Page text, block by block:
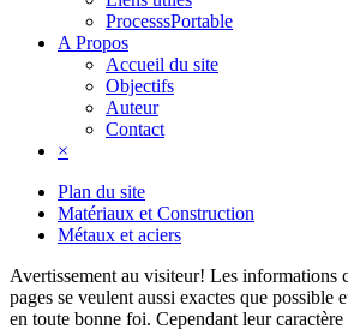
ProcesssPortable
A Propos
Accueil du site
Objectifs
Auteur
Contact
×
Plan du site
Matériaux et Construction
Métaux et aciers
Avertissement au visiteur! Les informations
pages se veulent aussi exactes que possible
en toute bonne foi. Cependant leur